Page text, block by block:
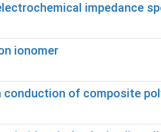
impedance
ionomer
of composite